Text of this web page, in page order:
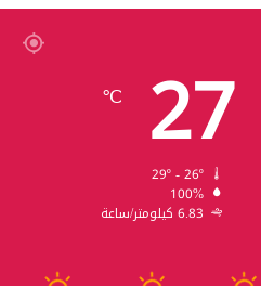
27
℃
100%
6.83 كيلومتر/ساعة